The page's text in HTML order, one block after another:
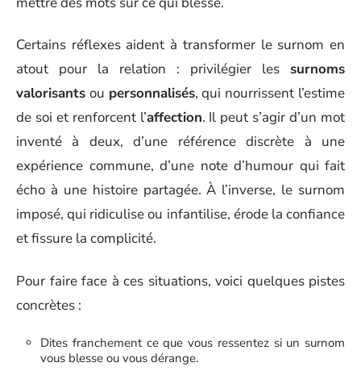
Certains réflexes aident à transformer le surnom en
atout pour la relation : privilégier les surnoms
valorisants ou personnalisés, qui nourrissent l’estime
de soi et renforcent l’affection. Il peut s’agir d’un mot
inventé à deux, d’une référence discrète à une
expérience commune, d’une note d’humour qui fait
écho à une histoire partagée. À l’inverse, le surnom
imposé, qui ridiculise ou infantilise, érode la confiance
et fissure la complicité.
Pour faire face à ces situations, voici quelques pistes
concrètes :
Dites franchement ce que vous ressentez si un surnom
vous blesse ou vous dérange.